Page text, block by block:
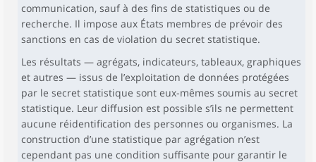
communication, sauf à des fins de statistiques ou de
recherche. Il impose aux États membres de prévoir des
sanctions en cas de violation du secret statistique.
Les résultats — agrégats, indicateurs, tableaux, graphiques
et autres — issus de l’exploitation de données protégées
par le secret statistique sont eux-mêmes soumis au secret
statistique. Leur diffusion est possible s’ils ne permettent
aucune réidentification des personnes ou organismes. La
construction d’une statistique par agrégation n’est
cependant pas une condition suffisante pour garantir le